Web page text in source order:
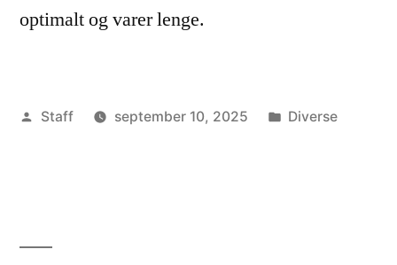
optimalt og varer lenge.
Publisert
Staff september 10, 2025
Publisert
Diverse